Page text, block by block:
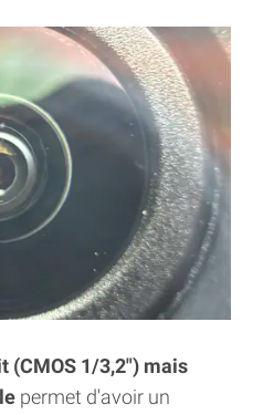
(CMOS 1/3,2") mais
permet d'avoir un